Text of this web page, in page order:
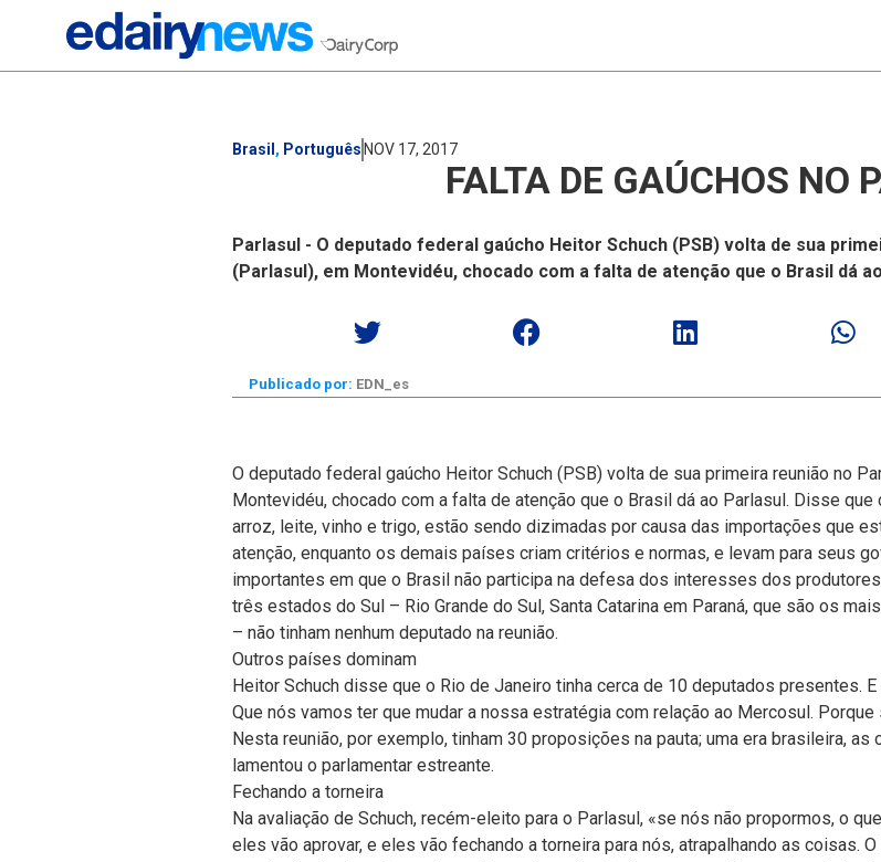
Brasil , Português NOV 17, 2017
FALTA DE GAÚCHOS NO
Parlasul - O deputado federal gaúcho Heitor Schuch (PSB) volta de sua
(Parlasul), em Montevidéu, chocado com a falta de atenção que o Brasil dá
Publicado por: EDN_es
O deputado federal gaúcho Heitor Schuch (PSB) volta de sua primeira reunião no
Montevidéu, chocado com a falta de atenção que o Brasil dá ao Parlasul. Disse
arroz, leite, vinho e trigo, estão sendo dizimadas por causa das importações que
atenção, enquanto os demais países criam critérios e normas, e levam para seus
importantes em que o Brasil não participa na defesa dos interesses dos
três estados do Sul – Rio Grande do Sul, Santa Catarina em Paraná, que são os
– não tinham nenhum deputado na reunião.
Outros países dominam
Heitor Schuch disse que o Rio de Janeiro tinha cerca de 10 deputados presentes.
Que nós vamos ter que mudar a nossa estratégia com relação ao Mercosul.
Nesta reunião, por exemplo, tinham 30 proposições na pauta; uma era brasileira,
lamentou o parlamentar estreante.
Fechando a torneira
Na avaliação de Schuch, recém-eleito para o Parlasul, «se nós não propormos, o
eles vão aprovar, e eles vão fechando a torneira para nós, atrapalhando as coisas.